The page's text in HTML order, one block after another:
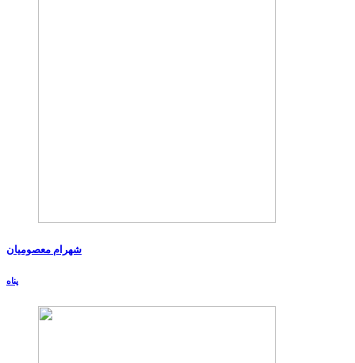
شهرام معصومیان
پناه